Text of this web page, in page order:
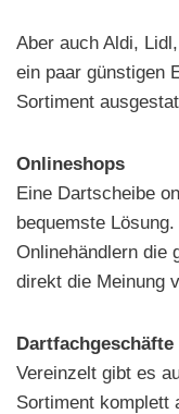
Aber auch Aldi,
ein paar günstigen
Sortiment
Onlineshops
Eine Dartscheibe
bequemste
Onlinehändlern die
direkt die Meinung
Dartfachgeschäfte
Vereinzelt gibt es
Sortiment komplett